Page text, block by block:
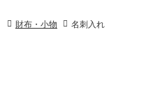
財布・小物 名刺入れ